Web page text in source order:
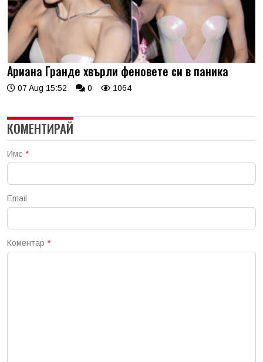
Ариана Гранде хвърли феновете си в паника
07 Aug 15:52 0 1064
КОМЕНТИРАЙ
Име *
Email
Коментар *